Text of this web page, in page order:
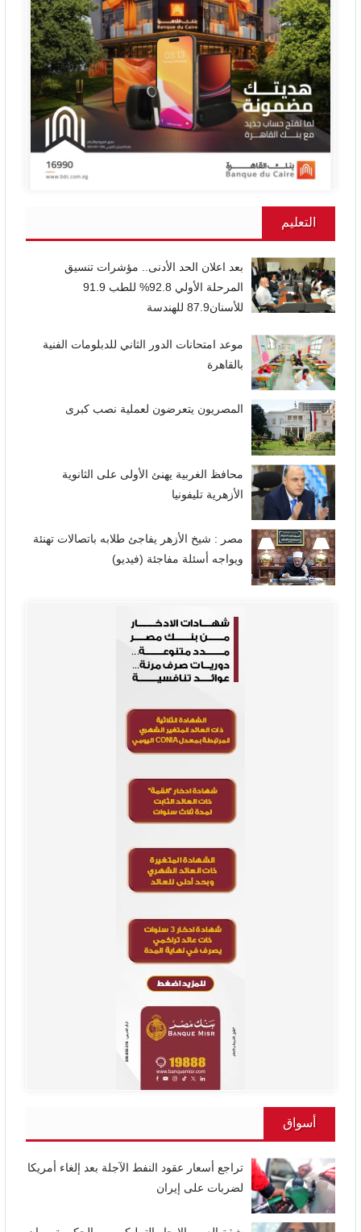
التعليم
بعد اعلان الحد الأدنى.. مؤشرات تنسيق
المرحلة الأولي 92.8% للطب 91.9
للأسنان87.9 للهندسة
موعد امتحانات الدور الثاني للدبلومات الفنية
بالقاهرة
المصريون يتعرضون لعملية نصب كبرى
محافظ الغربية يهنئ الأولى على الثانوية
الأزهرية تليفونيا
مصر : شيخ الأزهر يفاجئ طلابه باتصالات تهنئة
ويواجه أسئلة مفاجئة (فيديو)
أسواق
تراجع أسعار عقود النفط الآجلة بعد إلغاء أمريكا
لضربات على إيران